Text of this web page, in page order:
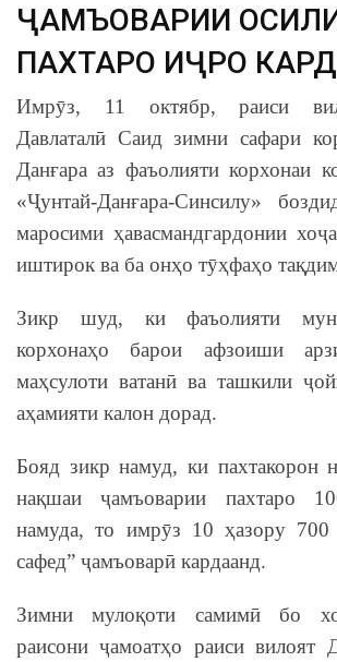
ҶАМЪОВАРИИ
ПАХТАРО ИҶРО КАРД
Имрӯз, 11 октябр, раиси
Давлаталӣ Саид зимни сафари
Данғара аз фаъолияти корхонаи
«Ҷунтай-Данғара-Синсилу»
маросими ҳавасмандгардонии
иштирок ва ба онҳо тӯҳфаҳо
Зикр шуд, ки фаъолияти
корхонаҳо барои афзоиши
маҳсулоти ватанӣ ва ташкили
аҳамияти калон дорад.
Бояд зикр намуд, ки пахтакорон
нақшаи ҷамъоварии пахтаро
намуда, то имрӯз 10 ҳазору 700
сафед” ҷамъоварӣ кардаанд.
Зимни мулоқоти самимӣ бо
раисони ҷамоатҳо раиси вилоят